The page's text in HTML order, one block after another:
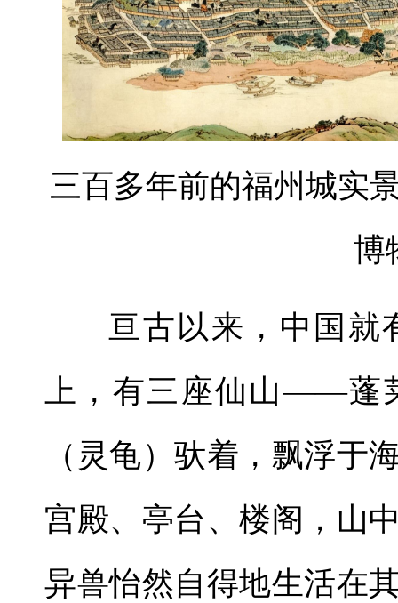
三百多年前的福州城实
博
亘古以来，中国就
上，有三座仙山——蓬
（灵龟）驮着，飘浮于
宫殿、亭台、楼阁，山
异兽怡然自得地生活在